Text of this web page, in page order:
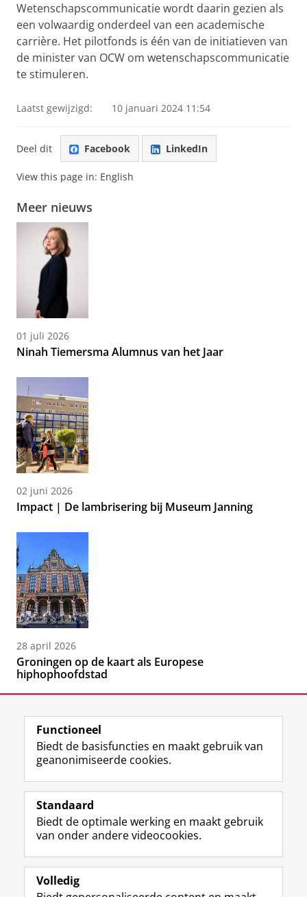
Wetenschapscommunicatie wordt daarin gezien als
een volwaardig onderdeel van een academische
carrière. Het pilotfonds is één van de initiatieven van
de minister van OCW om wetenschapscommunicatie
te stimuleren.
Laatst gewijzigd: 10 januari 2024 11:54
Deel dit Facebook LinkedIn
View this page in: English
Meer nieuws
01 juli 2026
Ninah Tiemersma Alumnus van het Jaar
02 juni 2026
Impact | De lambrisering bij Museum Janning
28 april 2026
Groningen op de kaart als Europese
hiphophoofdstad
Volg de RUG
F
a
e
b
o
p
L
i
k
e
I
-
R
S
-
f
e
R
I
n
t
r
m
Y
o
T
e
k
Studiekiezers
Alumni
Functioneel
Biedt de basisfuncties en maakt gebruik van
geanonimiseerde cookies.
Standaard
Biedt de optimale werking en maakt gebruik
van onder andere videocookies.
Volledig